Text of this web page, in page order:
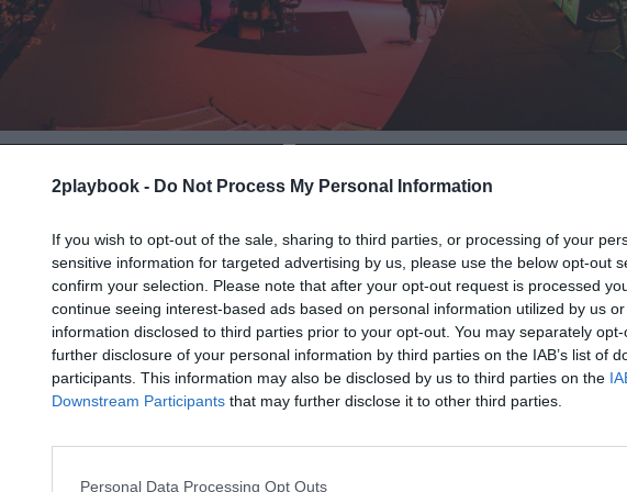
2playbook - Do Not Process My Personal Information
If you wish to opt-out of the sale, sharing to third parties, or processing of your
sensitive information for targeted advertising by us, please use the below opt-out
confirm your selection. Please note that after your opt-out request is processed
continue seeing interest-based ads based on personal information utilized by us
information disclosed to third parties prior to your opt-out. You may separately
further disclosure of your personal information by third parties on the IAB’s list of
participants. This information may also be disclosed by us to third parties on the
Downstream Participants that may further disclose it to other third parties.
Personal Data Processing Opt Outs
La LVP continúa sumando patrocinadores para sus competiciones.
gestora, filial del Grupo Mediapro, ha firmado aAir Europa como
la Superliga y la Iberian Cup de League of Legends (LoL). La
se estrenará esta semana con el arranque de la Primera División
videojuego en España.
la temporada de primavera con 14 millones de espectadores